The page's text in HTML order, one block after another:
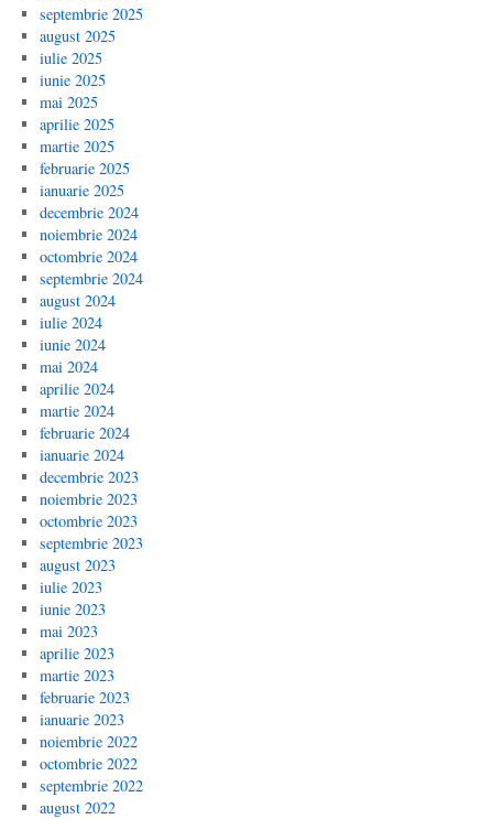
septembrie 2025
august 2025
iulie 2025
iunie 2025
mai 2025
aprilie 2025
martie 2025
februarie 2025
ianuarie 2025
decembrie 2024
noiembrie 2024
octombrie 2024
septembrie 2024
august 2024
iulie 2024
iunie 2024
mai 2024
aprilie 2024
martie 2024
februarie 2024
ianuarie 2024
decembrie 2023
noiembrie 2023
octombrie 2023
septembrie 2023
august 2023
iulie 2023
iunie 2023
mai 2023
aprilie 2023
martie 2023
februarie 2023
ianuarie 2023
noiembrie 2022
octombrie 2022
septembrie 2022
august 2022